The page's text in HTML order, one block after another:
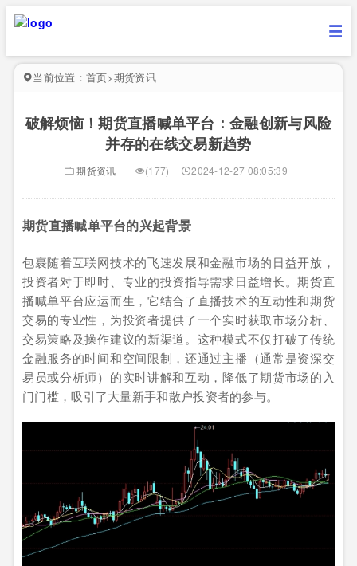
当前位置： 首页>期货资讯
破解烦恼！期货直播喊单平台：金融创新与风险
并存的在线交易新趋势
期货资讯 (177) 2024-12-27 08:05:39
期货直播喊单平台的兴起背景
包裹随着互联网技术的飞速发展和金融市场的日益开放，
投资者对于即时、专业的投资指导需求日益增长。期货直
播喊单平台应运而生，它结合了直播技术的互动性和期货
交易的专业性，为投资者提供了一个实时获取市场分析、
交易策略及操作建议的新渠道。这种模式不仅打破了传统
金融服务的时间和空间限制，还通过主播（通常是资深交
易员或分析师）的实时讲解和互动，降低了期货市场的入
门门槛，吸引了大量新手和散户投资者的参与。